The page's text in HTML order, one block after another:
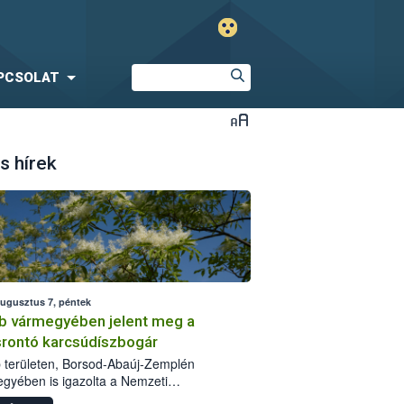
hírek
7, péntek
vármegyében jelent meg a
karcsúdíszbogár
területen, Borsod-Abaúj-Zemplén
is igazolta a Nemzeti
biztonsági Hivatal (Nébih) a